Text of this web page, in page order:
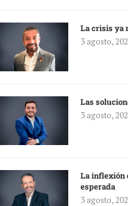
La crisis ya
3 agosto,
Las
3 agosto,
La inflexión
esperada
3 agosto,